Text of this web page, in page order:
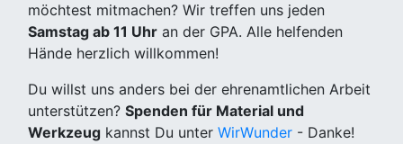
möchtest mitmachen? Wir treffen uns jeden
Samstag ab 11 Uhr an der GPA. Alle helfenden
Hände herzlich willkommen!
Du willst uns anders bei der ehrenamtlichen Arbeit
unterstützen? Spenden für Material und
Werkzeug kannst Du unter WirWunder - Danke!